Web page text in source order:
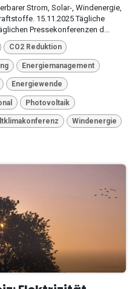
Strom, Solar-, Windenergie,
15.11.2025 Tägliche
Pressekonferenzen d...
CO2 Reduktion
Energiemanagement
Energiewende
Photovoltaik
Windenergie